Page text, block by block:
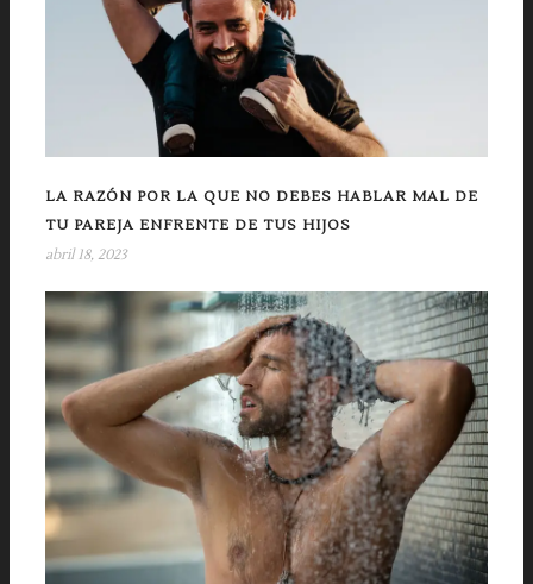
LA RAZÓN POR LA QUE NO DEBES HABLAR MAL DE
TU PAREJA ENFRENTE DE TUS HIJOS
abril 18, 2023